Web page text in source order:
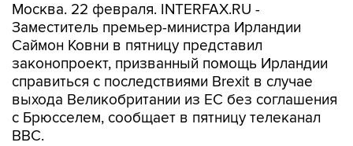
Москва. 22 февраля. INTERFAX.RU -
Заместитель премьер-министра Ирландии
Саймон Ковни в пятницу представил
законопроект, призванный помощь Ирландии
справиться с последствиями Brexit в случае
выхода Великобритании из ЕС без соглашения
с Брюсселем, сообщает в пятницу телеканал
BBC.